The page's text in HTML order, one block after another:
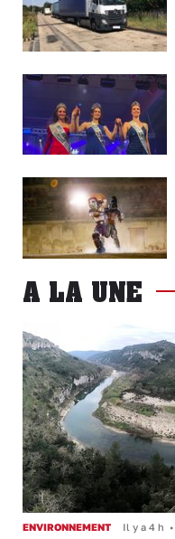
A LA UNE
ENVIRONNEMENT Il y a 4 h •